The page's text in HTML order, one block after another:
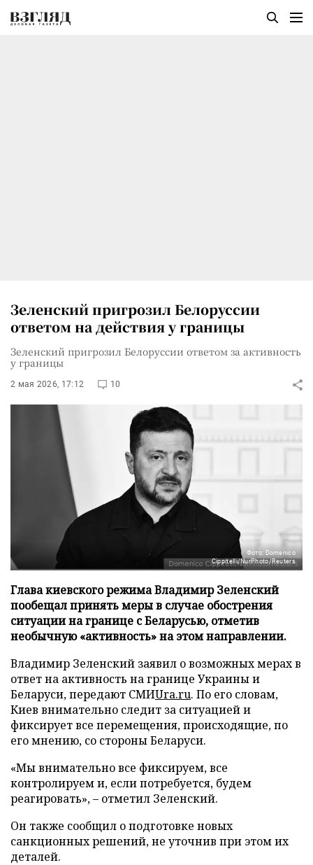
Зеленский пригрозил Белоруссии
ответом на действия у границы
Зеленский пригрозил Белоруссии ответом за активность
у границы
2 мая 2026, 17:12 10
Фото: Domenico
Cippitelli/NurPhoto/Reuters
Глава киевского режима Владимир Зеленский
пообещал принять меры в случае обострения
ситуации на границе с Беларусью, отметив
необычную «активность» на этом направлении.
Владимир Зеленский заявил о возможных мерах в
ответ на активность на границе Украины и
Беларуси, передают СМИUra.ru. По его словам,
Киев внимательно следит за ситуацией и
фиксирует все перемещения, происходящие, по
его мнению, со стороны Беларуси.
«Мы внимательно все фиксируем, все
контролируем и, если потребуется, будем
реагировать», – отметил Зеленский.
Он также сообщил о подготовке новых
санкционных решений, не уточнив при этом их
деталей.